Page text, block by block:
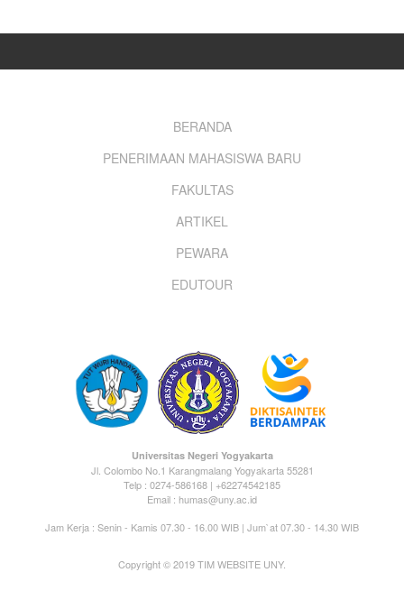
BERANDA
PENERIMAAN MAHASISWA BARU
FAKULTAS
ARTIKEL
PEWARA
EDUTOUR
Universitas Negeri Yogyakarta
Jl. Colombo No.1 Karangmalang Yogyakarta 55281
Telp : 0274-586168 | +62274542185
Email : humas@uny.ac.id
Jam Kerja : Senin - Kamis 07.30 - 16.00 WIB | Jum`at 07.30 - 14.30 WIB
Copyright © 2019 TIM WEBSITE UNY.